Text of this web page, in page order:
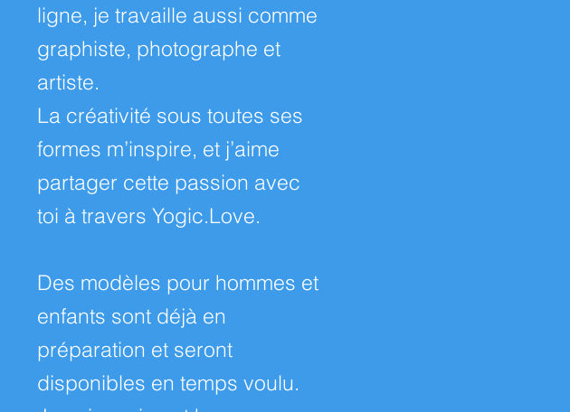
ligne, je travaille aussi comme
graphiste, photographe et
artiste.
La créativité sous toutes ses
formes m’inspire, et j’aime
partager cette passion avec
toi à travers Yogic.Love.
Des modèles pour hommes et
enfants sont déjà en
préparation et seront
disponibles en temps voulu.